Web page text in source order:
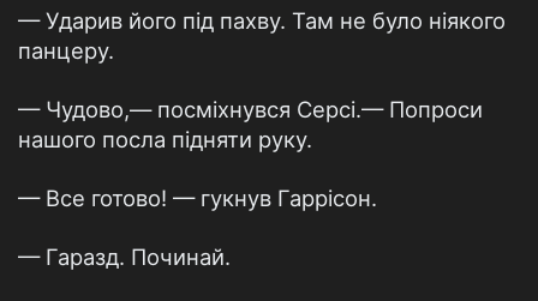
— Ударив його під пахву. Там не було ніякого
панцеру.
— Чудово,— посміхнувся Серсі.— Попроси
нашого посла підняти руку.
— Все готово! — гукнув Гаррісон.
— Гаразд. Починай.